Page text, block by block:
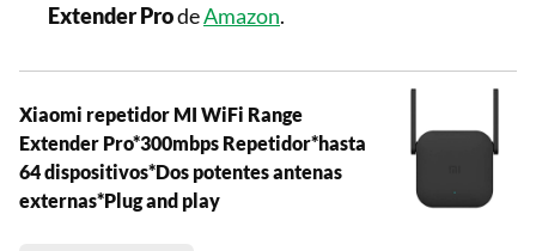
Extender ProdeAmazon.
Xiaomi repetidor MI WiFi Range
Extender Pro*300mbps Repetidor*hasta
64 dispositivos*Dos potentes antenas
externas*Plug and play